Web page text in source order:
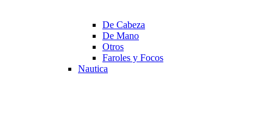
De Cabeza
De Mano
Otros
Faroles y Focos
Nautica